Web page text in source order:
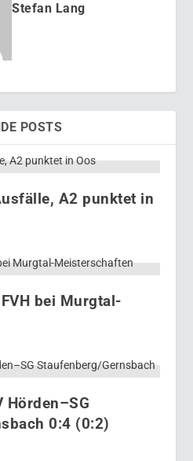
Stefan Lang
POSTS
A2 punktet in
bei Murgtal-
Hörden–SG
0:4 (0:2)